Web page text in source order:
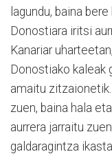
lagundu, baina
Donostiara iritsi
Kanariar
Donostiako kaleak
amaitu
zuen, baina hala
aurrera jarraitu
galdaragintza